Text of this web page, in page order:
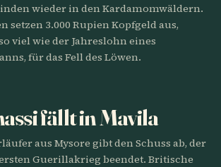
wieder in den Kardamomwäldern.
setzen 3.000 Rupien Kopfgeld aus,
viel wie der Jahreslohn eines
für das Fell des Löwen.
fällt in Mavila
aus Mysore gibt den Schuss ab, der
Guerillakrieg beendet. Britische